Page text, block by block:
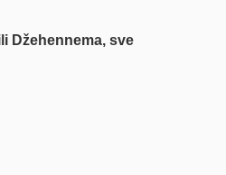
Džehennema, sve